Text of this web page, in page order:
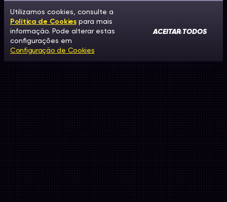
Utilizamos cookies, consulte a
Política de Cookiespara mais
informação. Pode alterar estas
configurações em
Configuração de Cookies
ACEITAR TODOS